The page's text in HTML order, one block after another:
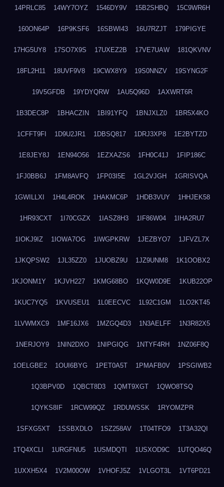
14PRLC85 14WY7OYZ 1546DY9V 15B2SHBQ 15C9WR6H
160ON64P 16P9KSF6 16SBWI43 16U7RZJT 179PIGYE
17HG5UY8 17SO7X9S 17UXEZ2B 17VE7UAW 181QKVNV
18FL2H11 18UVF9V8 19CWX8Y9 19S0NNZV 19SYNG2F
19V5GFDB 19YDYQRW 1AU5Q96D 1AXWRT6R
1B3DEC8P 1BHACZIN 1BI91YFQ 1BNJXLZ0 1BR5X4KO
1CFFT9FI 1D9U2JR1 1DBSQ817 1DRJ3XP8 1E2BYTZD
1E8JEY8J 1EN94O56 1EZXAZS6 1FH0C41J 1FIP186C
1FJ0BB6J 1FM8AVFQ 1FP03I5E 1GL2VJGH 1GRISVQA
1GWILLXI 1H4L4ROK 1HAKMC6P 1HDB3VUY 1HHJEK58
1HR93CXT 1I70CGZX 1IASZ8H3 1IF86W04 1IHA2RU7
1IOKJ9IZ 1IOWA7OG 1IWGPKRW 1JEZBYO7 1JFVZL7X
1JKQPSW2 1JL35ZZ0 1JUOBZ9U 1JZ9UNM8 1K1OOBX2
1KJONM1Y 1KJVH227 1KMG68BO 1KQW0D9E 1KUB22OP
1KUC7YQ5 1KVUSEU1 1L0EECVC 1L92C1GM 1LO2KT45
1LVWMXC9 1MF16JX6 1MZGQ4D3 1N3AELFF 1N3R82X5
1NERJOY9 1NIN2DXO 1NIPGIQG 1NTYF4RH 1NZ06F8Q
1OELGBE2 1OUI6BYG 1PET0A5T 1PMAFB0V 1PSGIWB2
1Q3BPV0D 1QBCT8D3 1QMT9XGT 1QWO8TSQ
1QYKS8IF 1RCW99QZ 1RDUWSSK 1RYOMZPR
1SFXG5XT 1SSBXDLO 1SZ258AV 1T04TFO9 1T3A32QI
1TQ4XCLI 1URGFNU5 1USMDQTI 1USXOD9C 1UTQO46Q
1UXXH5X4 1V2M00OW 1VHOFJ5Z 1VLGOT3L 1VT6PD21